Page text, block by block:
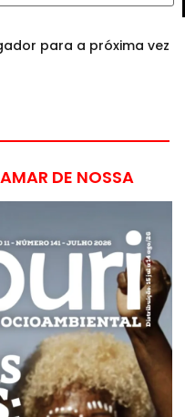
para a próxima vez
DE NOSSA